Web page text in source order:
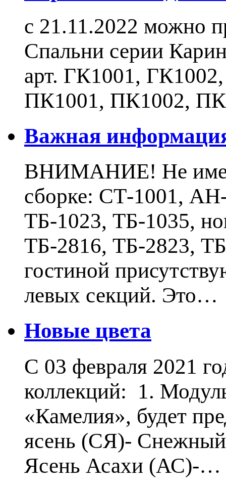
с 21.11.2022 можно
Спальни серии
арт. ГК1001,
ПК1001, ПК1002,
Важная
ВНИМАНИЕ! Не
сборке: СТ-1001,
ТБ-1023, ТБ-1035,
ТБ-2816, ТБ-2823,
гостиной
левых секций. Это…
Новые цвета
С 03 февраля 2021
коллекций: 1.
«Камелия», будет
ясень (СЯ)- Снежный
Ясень Асахи (АС)-…